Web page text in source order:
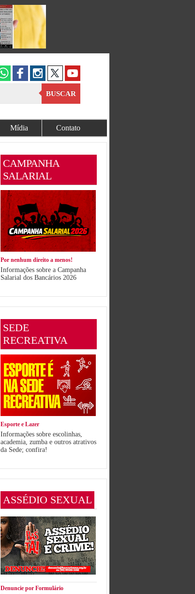
BUSCAR
Mídia Contato
CAMPANHA
SALARIAL
Por nenhum direito a menos!
Informações sobre a Campanha
Salarial dos Bancários 2026
SEDE
RECREATIVA
Esporte e Lazer
Informações sobre escolinhas,
academia, zumba e outros atrativos
da Sede; confira!
ASSÉDIO SEXUAL
Denuncie por Formulário